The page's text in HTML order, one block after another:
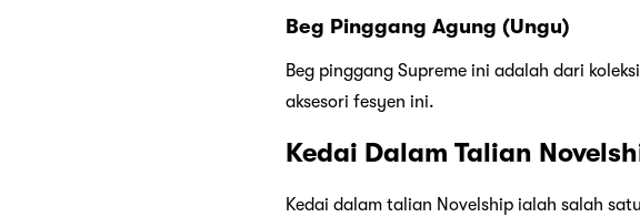
Beg Pinggang Agung (Ungu)
Beg pinggang Supreme ini adalah dari
aksesori fesyen ini.
Kedai Dalam Talian
Kedai dalam talian Novelship ialah salah